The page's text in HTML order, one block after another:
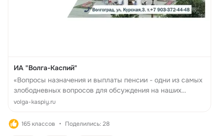
ИА "Волга-Каспий"
«Вопросы назначения и выплаты пенсии - одни из самых
злободневных вопросов для обсуждения на наших
депутатских приёмах. Сегодняшнее голосование за
системы страны по факту открывает м...
volga-kaspiy.ru
165 классов Поделились: 28